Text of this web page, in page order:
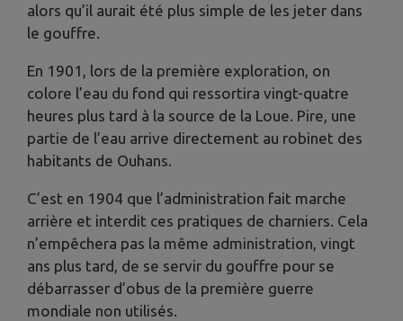
alors qu’il aurait été plus simple de les jeter dans
le gouffre.
En 1901, lors de la première exploration, on
colore l’eau du fond qui ressortira vingt-quatre
heures plus tard à la source de la Loue. Pire, une
partie de l’eau arrive directement au robinet des
habitants de Ouhans.
C’est en 1904 que l’administration fait marche
arrière et interdit ces pratiques de charniers. Cela
n’empêchera pas la même administration, vingt
ans plus tard, de se servir du gouffre pour se
débarrasser d’obus de la première guerre
mondiale non utilisés.